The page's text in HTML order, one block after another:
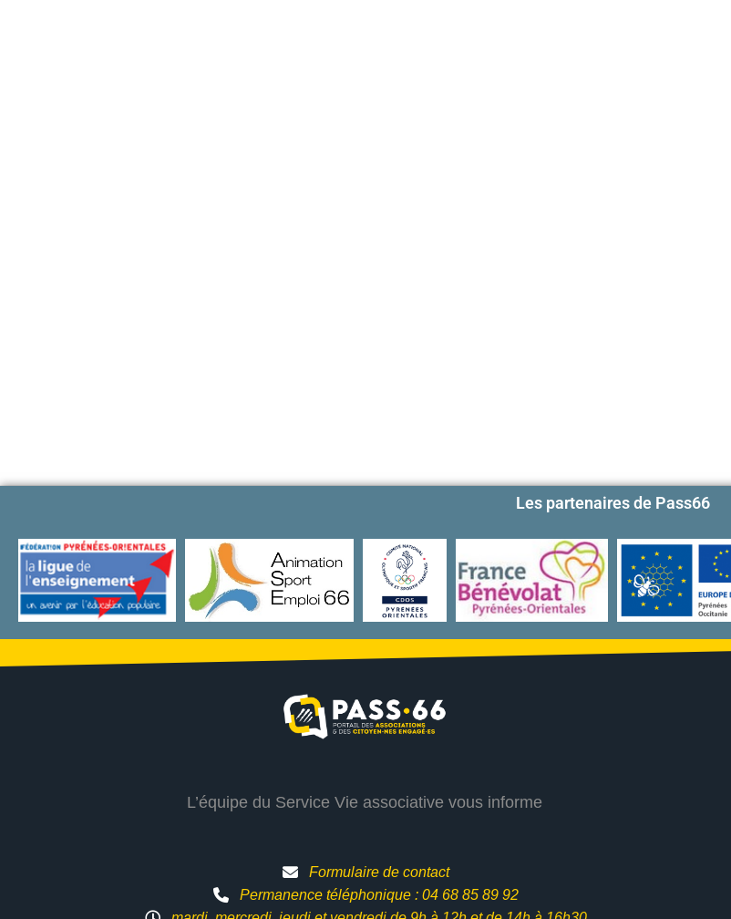
Les partenaires de Pass66
L’équipe du Service Vie associative vous informe
Formulaire de contact
Permanence téléphonique : 04 68 85 89 92